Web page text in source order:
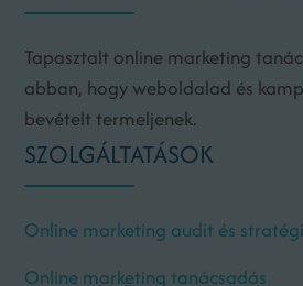
Tapasztalt online marketing
abban, hogy weboldalad és
bevételt termeljenek.
SZOLGÁLTATÁSOK
Online marketing audit és
Online marketing tanácsadás